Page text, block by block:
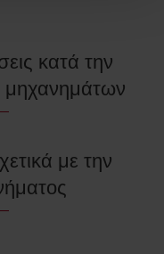
κατά την
μηχανημάτων
με την